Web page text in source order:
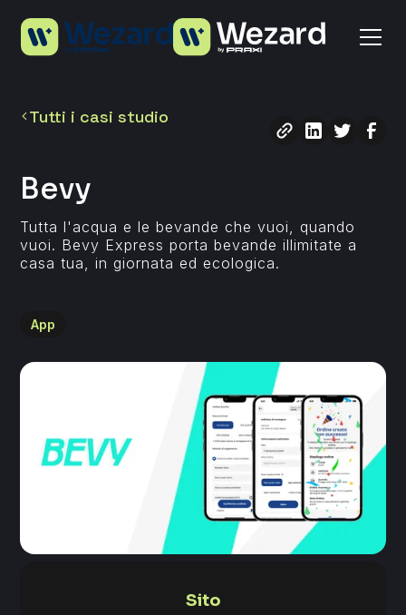
Tutti i casi studio
Bevy
Tutta l'acqua e le bevande che vuoi, quando
vuoi. Bevy Express porta bevande illimitate a
casa tua, in giornata ed ecologica.
App
Sito